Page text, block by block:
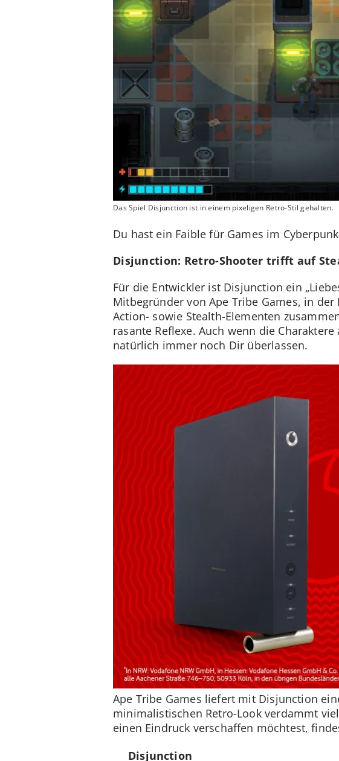
Das Spiel Disjunction ist in einem pixeligen Retro-Stil gehalten.
Du hast ein Faible für Games im
Disjunction: Retro-Shooter trifft auf
Für die Entwickler ist Disjunction ein
Mitbegründer von Ape Tribe Games, in
Action- sowie Stealth-Elementen
rasante Reflexe. Auch wenn die
natürlich immer noch Dir überlassen.
Ape Tribe Games liefert mit Disjunction
minimalistischen Retro-Look verdammt
einen Eindruck verschaffen möchtest,
Disjunction